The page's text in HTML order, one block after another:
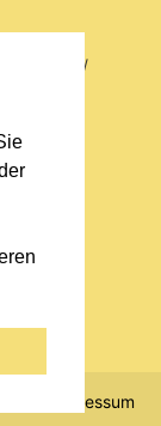
Impressum